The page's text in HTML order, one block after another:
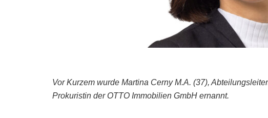
Vor Kurzem wurde Martina Cerny M.A. (37),
Prokuristin der OTTO Immobilien GmbH ernannt.